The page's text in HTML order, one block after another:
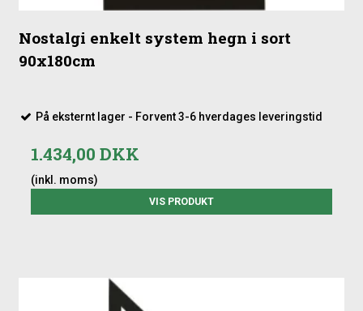
Nostalgi enkelt system hegn i sort
90x180cm
På eksternt lager - Forvent 3-6 hverdages leveringstid
1.434,00 DKK
(inkl. moms)
VIS PRODUKT